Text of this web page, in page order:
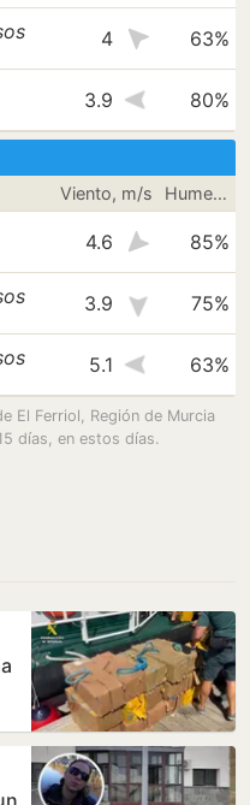
4 63%
3.9 80%
Viento, m/s Humedad
4.6 85%
3.9 75%
5.1 63%
El Ferriol, Región de Murcia
días, en estos días.